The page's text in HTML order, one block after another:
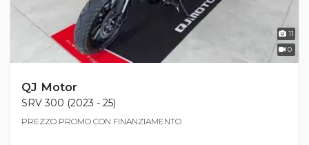
11
0
QJ Motor
SRV 300 (2023 - 25)
PREZZO PROMO CON FINANZIAMENTO